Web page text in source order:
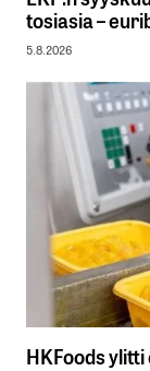
tosiasia –
5.8.2026
HKFoods